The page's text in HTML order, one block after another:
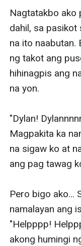
Nagtatakbo ako
dahil, sa pasikot
na ito naabutan.
ng takot ang
hihinagpis ang
na yon.
"Dylan!
Magpakita ka
na sigaw ko at
ang pag tawag
Pero bigo ako...
namalayan ang
"Helpppp!
akong humingi